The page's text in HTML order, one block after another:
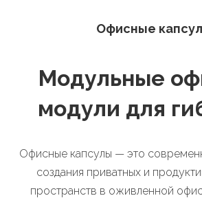
Офисные
Модульные
модули для
Офисные капсулы — это
создания приватных и
пространств в оживленной